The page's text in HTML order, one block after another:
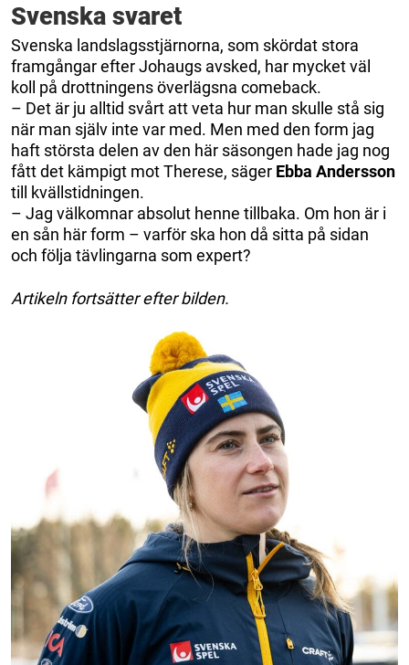
Svenska svaret
Svenska landslagsstjärnorna, som skördat stora
framgångar efter Johaugs avsked, har mycket väl
koll på drottningens överlägsna comeback.
– Det är ju alltid svårt att veta hur man skulle stå sig
när man själv inte var med. Men med den form jag
haft största delen av den här säsongen hade jag nog
fått det kämpigt mot Therese, säger Ebba Andersson
till kvällstidningen.
– Jag välkomnar absolut henne tillbaka. Om hon är i
en sån här form – varför ska hon då sitta på sidan
och följa tävlingarna som expert?
Artikeln fortsätter efter bilden.